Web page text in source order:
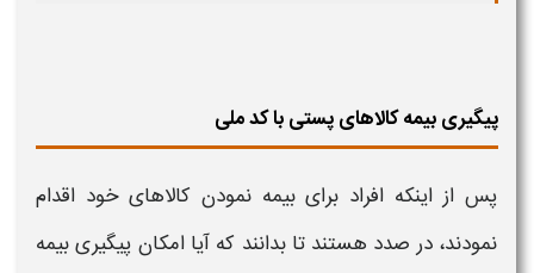
پیگیری بیمه کالاهای پستی با کد ملی
پس از اینکه افراد برایبیمه نمودن کالاهایخود اقدام
نمودند، در صدد هستند تا بدانند که آیا امکان پیگیری بیمه